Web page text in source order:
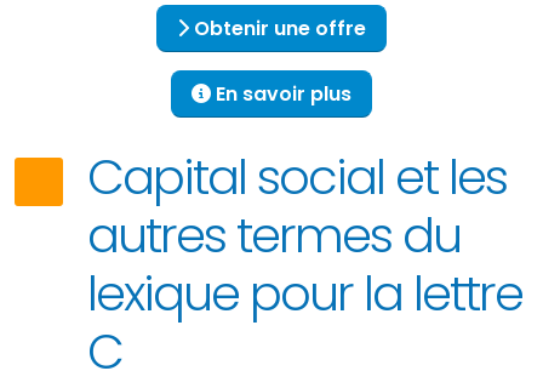
Obtenir une offre
En savoir plus
Capital social et les
autres termes du
lexique pour la lettre
C